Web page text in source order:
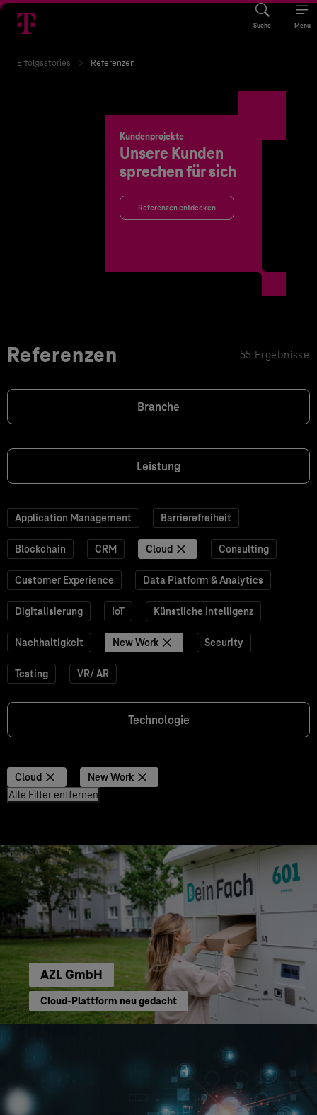
Suche Menü
Erfolgsstories Referenzen
Kundenprojekte
Unsere Kunden
sprechen für sich
Referenzen entdecken
Referenzen 55 Ergebnisse
Branche
Leistung
Application Management Barrierefreiheit
Blockchain CRM Cloud Consulting
Customer Experience Data Platform & Analytics
Digitalisierung IoT Künstliche Intelligenz
Nachhaltigkeit New Work Security
Testing VR/ AR
Technologie
Cloud
New Work
Alle Filter entfernen
AZL GmbH
Cloud-Plattform neu gedacht